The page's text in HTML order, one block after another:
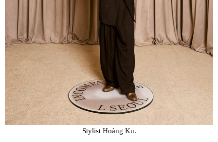
Stylist Hoàng Ku.